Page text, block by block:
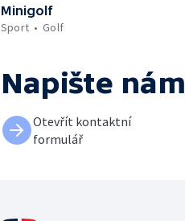
Minigolf
Sport
Golf
Napište nám
Otevřít kontaktní
formulář